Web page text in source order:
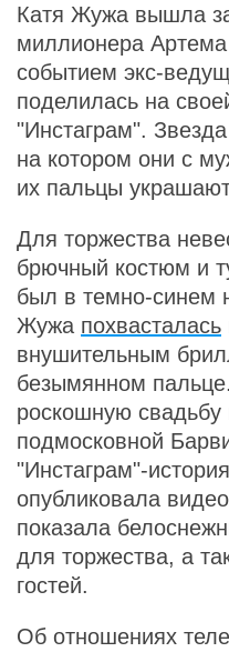
Катя Жужа вышла
миллионера
событием экс-
поделилась на
"Инстаграм".
на котором они с
их пальцы
Для торжества
брючный костюм и
был в темно-синем
Жужа похвасталась
внушительным
безымянном
роскошную свадьбу
подмосковной
"Инстаграм"-
опубликовала
показала
для торжества, а
гостей.
Об отношениях